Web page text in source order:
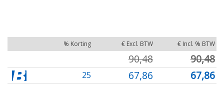
% Korting € Excl. BTW € Incl. % BTW
90,48 90,48
25 67,86 67,86